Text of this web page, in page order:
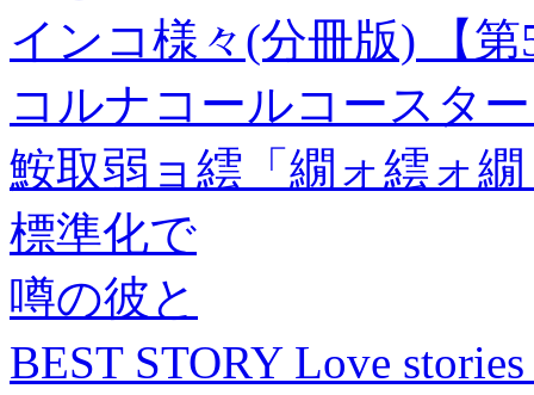
インコ様々(分冊版) 【第
コルナコールコースタ
鮟取弱ョ繧「繝ォ繧ォ繝
標準化で
噂の彼と
BEST STORY Love